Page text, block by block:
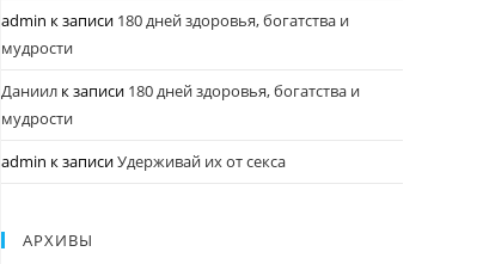
admin к записи 180 дней здоровья, богатства и
мудрости
Даниил к записи 180 дней здоровья, богатства и
мудрости
admin к записиУдерживай их от секса
АРХИВЫ